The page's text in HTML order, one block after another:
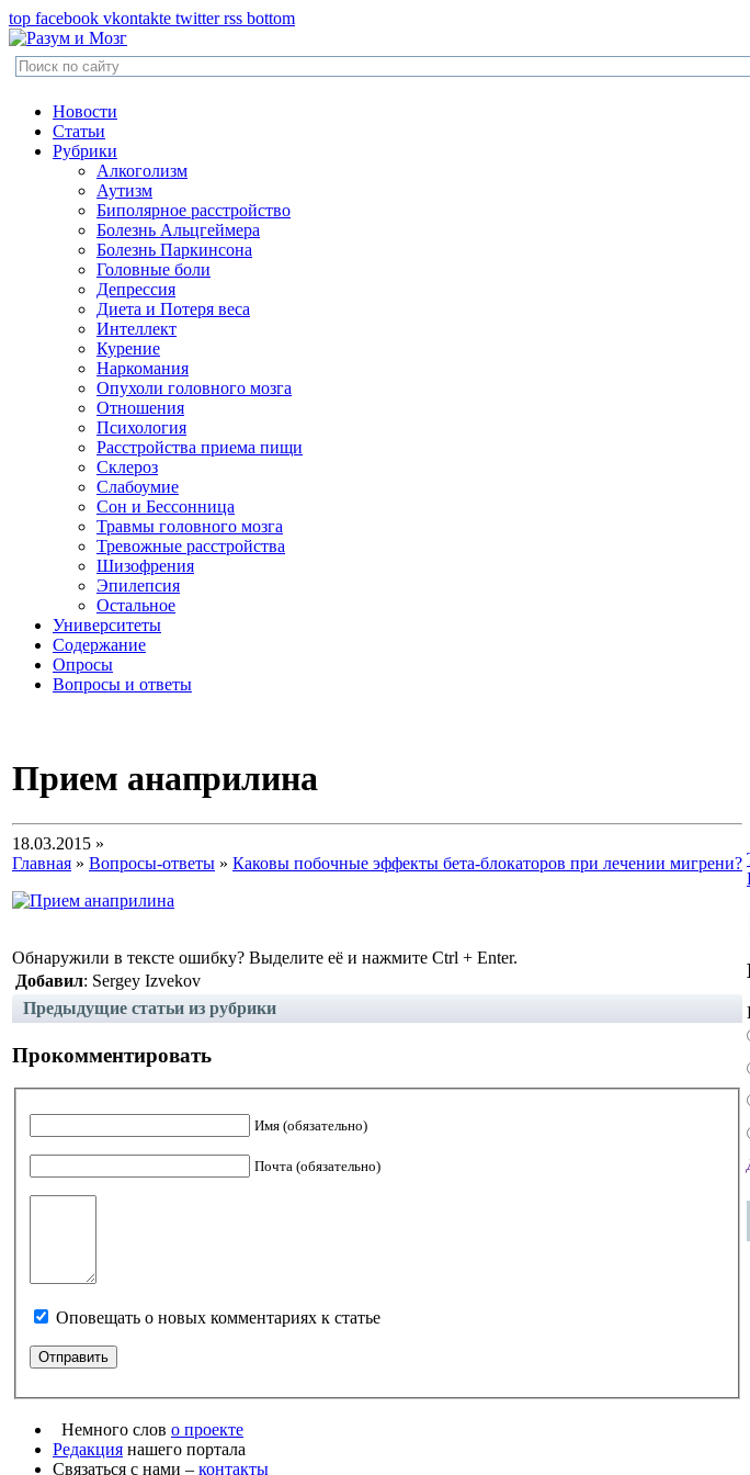
top facebook vkontakte twitter rss bottom
Новости
Статьи
Рубрики
Алкоголизм
Аутизм
Биполярное расстройство
Болезнь Альцгеймера
Болезнь Паркинсона
Головные боли
Депрессия
Диета и Потеря веса
Интеллект
Курение
Наркомания
Опухоли головного мозга
Отношения
Психология
Расстройства приема пищи
Склероз
Слабоумие
Сон и Бессонница
Травмы головного мозга
Тревожные расстройства
Шизофрения
Эпилепсия
Остальное
Университеты
Содержание
Опросы
Вопросы и ответы
Прием анаприлина
18.03.2015 »
Главная » Вопросы-ответы » Каковы побочные эффекты бета-блокаторов при лечении мигрени?
Обнаружили в тексте ошибку? Выделите её и нажмите Ctrl + Enter.
Добавил: Sergey Izvekov
Предыдущие статьи из рубрики
Прокомментировать
Имя (обязательно)
Почта (обязательно)
Оповещать о новых комментариях к статье
Немного слов о проекте
Редакция нашего портала
Связаться с нами – контакты